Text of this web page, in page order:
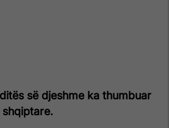
së djeshme ka thumbuar